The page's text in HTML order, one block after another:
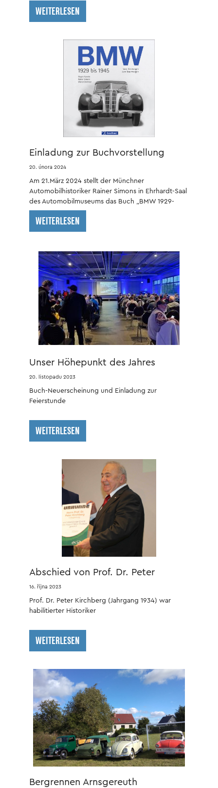
WEITERLESEN
Einladung zur Buchvorstellung
20. února 2024
Am 21.März 2024 stellt der Münchner
Automobilhistoriker Rainer Simons in Ehrhardt-Saal
des Automobilmuseums das Buch „BMW 1929-
1945“ vor.
WEITERLESEN
Unser Höhepunkt des Jahres
20. listopadu 2023
Buch-Neuerscheinung und Einladung zur
Feierstunde
WEITERLESEN
Abschied von Prof. Dr. Peter
Kirchberg
16. října 2023
Prof. Dr. Peter Kirchberg (Jahrgang 1934) war
habilitierter Historiker
WEITERLESEN
Bergrennen Arnsgereuth